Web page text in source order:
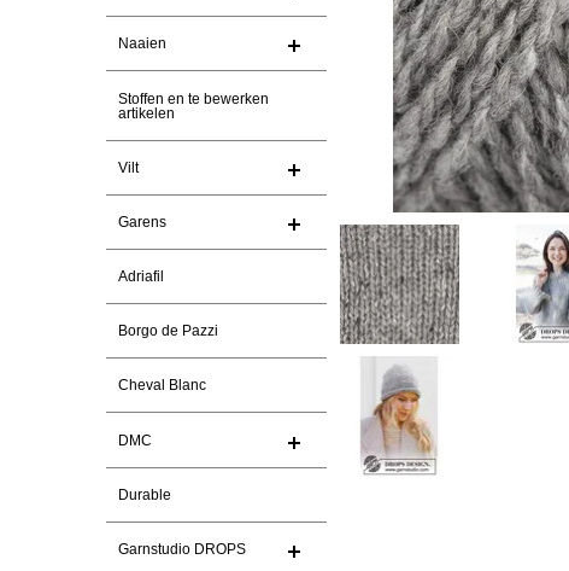
Naaien
Stoffen en te bewerken
artikelen
Vilt
Garens
Adriafil
Borgo de Pazzi
Cheval Blanc
DMC
Durable
Garnstudio DROPS